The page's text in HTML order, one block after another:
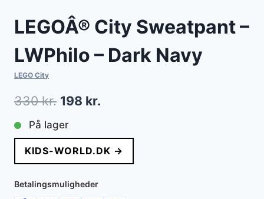
LEGOÂ® City Sweatpant –
LWPhilo – Dark Navy
LEGO City
330kr. Den
oprindelige
pris
var:
330 kr..
198 kr.
pris
er:
På lager
KIDS-WORLD.DK →
Betalingsmuligheder